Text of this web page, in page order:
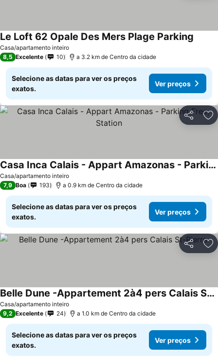
Casa/apartamento inteiro
Le Loft 62 Opale Des Mers Plage Parking
8,5 Excelente 10 a 3.2 km de Centro da cidade
Selecione as datas para ver os preços
exatos.
Ver preços
Partilhar
Casa/apartamento inteiro
Casa Inca Calais - Appart Amazonas - Parking Free, Station
7,9 Boa 193 a 0.9 km de Centro da cidade
Selecione as datas para ver os preços
exatos.
Ver preços
Partilhar
Casa/apartamento inteiro
Belle Dune -Appartement 2à4 pers Calais St-Pierre
9,2 Excelente 24 a 1.0 km de Centro da cidade
Selecione as datas para ver os preços
exatos.
Ver preços